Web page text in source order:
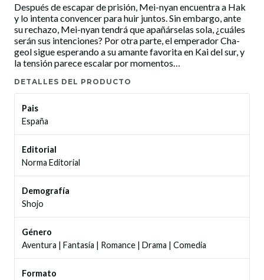
Después de escapar de prisión, Mei-nyan encuentra a Hak
y lo intenta convencer para huir juntos. Sin embargo, ante
su rechazo, Mei-nyan tendrá que apañárselas sola, ¿cuáles
serán sus intenciones? Por otra parte, el emperador Cha-
geol sigue esperando a su amante favorita en Kai del sur, y
la tensión parece escalar por momentos…
DETALLES DEL PRODUCTO
Pais
España
Editorial
Norma Editorial
Demografía
Shojo
Género
Aventura | Fantasía | Romance | Drama | Comedia
Formato